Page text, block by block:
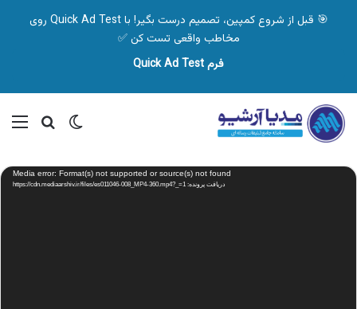
🎯 قبل از شروع کمپین، تصمیم درست بگیر! با Quick Ad Test روی
مخاطب واقعی تست کن ✅
فرم Quick Ad Test
تغییر پوسته
نمایشگر
ویدیو Media error: Format(s) not supported or source(s) not found
دریافت پرونده: https://cdn.mediaarshiv.ir/files/es011046-008_MP4-360.mp4?_=1